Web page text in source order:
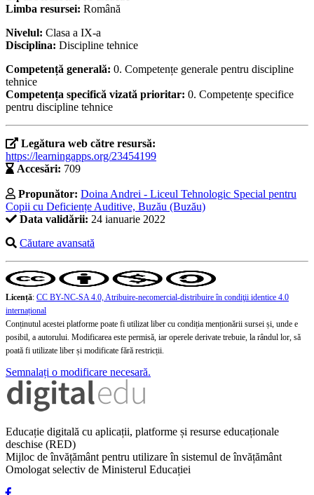
Limba resursei: Română
Nivelul: Clasa a IX-a
Disciplina: Discipline tehnice
Competență generală: 0. Competențe generale pentru discipline
tehnice
Competența specifică vizată prioritar: 0. Competențe specifice
pentru discipline tehnice
Legătura web către resursă:
https://learningapps.org/23454199
Accesări: 709
Propunător: Doina Andrei - Liceul Tehnologic Special pentru
Copii cu Deficiențe Auditive, Buzău (Buzău)
Data validării: 24 ianuarie 2022
Căutare avansată
Licență: CC BY-NC-SA 4.0, Atribuire-necomercial-distribuire în condiţii identice 4.0
internațional
Conținutul acestei platforme poate fi utilizat liber cu condiția menționării sursei și, unde e
posibil, a autorului. Modificarea este permisă, iar operele derivate trebuie, la rândul lor, să
poată fi utilizate liber și modificate fără restricții.
Semnalați o modificare necesară.
Educație digitală cu aplicații, platforme și resurse educaționale
deschise (RED)
Mijloc de învățământ pentru utilizare în sistemul de învățământ
Omologat selectiv de Ministerul Educației